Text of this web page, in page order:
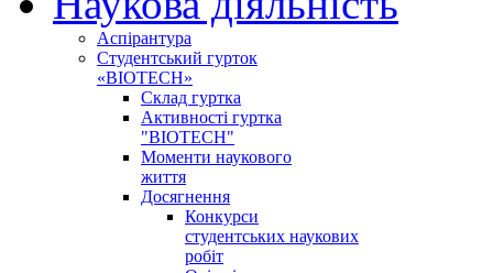
Аспірантура
Студентський гурток
«BIOTECH»
Склад гуртка
Активності гуртка
"BIOTECH"
Моменти наукового
життя
Досягнення
Конкурси
студентських наукових
робіт